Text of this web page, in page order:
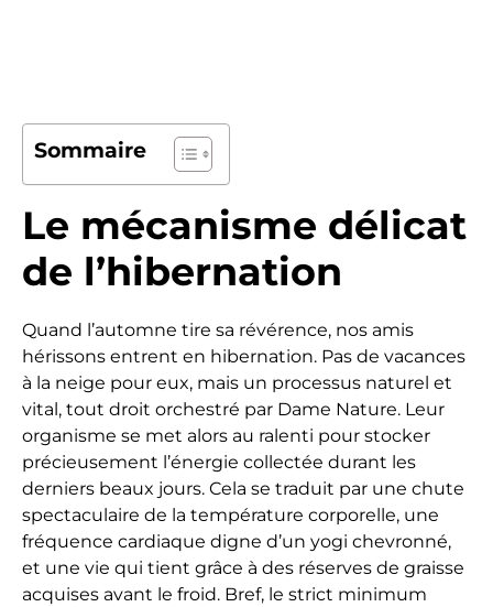
Sommaire
Le mécanisme délicat
de l’hibernation
Quand l’automne tire sa révérence, nos amis
hérissons entrent en hibernation. Pas de vacances
à la neige pour eux, mais un processus naturel et
vital, tout droit orchestré par Dame Nature. Leur
organisme se met alors au ralenti pour stocker
précieusement l’énergie collectée durant les
derniers beaux jours. Cela se traduit par une chute
spectaculaire de la température corporelle, une
fréquence cardiaque digne d’un yogi chevronné,
et une vie qui tient grâce à des réserves de graisse
acquises avant le froid. Bref, le strict minimum